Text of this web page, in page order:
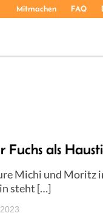
Mitmachen FAQ
Fuchs als
Michi und Moritz
steht […]